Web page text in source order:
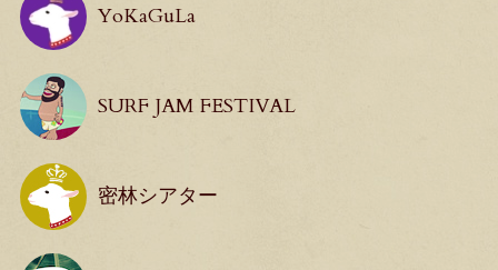
YoKaGuLa
SURF JAM FESTIVAL
密林シアター